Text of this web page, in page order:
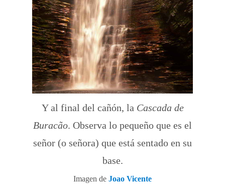
Y al final del cañón, la Cascada de
Buracão. Observa lo pequeño que es el
señor (o señora) que está sentado en su
base.
Imagen de Joao Vicente